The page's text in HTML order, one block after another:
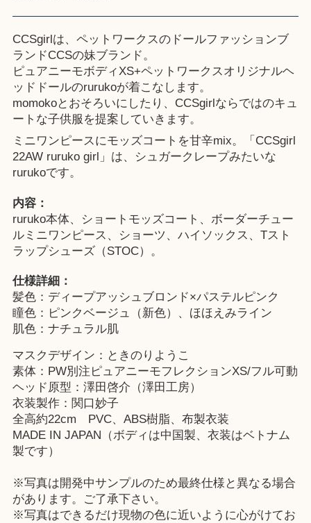
CCSgirlは、ペットワークスのドールファッションブ
ランドCCSの妹ブランド。
ピュアニーモボディXS+ペットワークスオリジナルヘ
ッドドールのrurukoが着こなします。
momokoとおそろいにしたり、CCSgirlならではのキュ
ートな子供服を提案していきます。
ミニワンピースにモッズコートを甘辛mix。「CCSgirl
22AW ruruko girl」は、シュガークレープみたいな
rurukoです。
内容：
ruruko本体、ショートモッズコート、ボーダーチュー
ルミニワンピース、ショーツ、ハイソックス、Tスト
ラップシューズ（STOC）。
仕様詳細：
髪色：ディープアッシュブロンド×パステルピンク
瞳色：ピンクベージュ（新色）、ほほえみライン
肌色：ナチュラル肌
マスクデザイン：ときのりようこ
素体：PW別注ピュアニーモフレクションXS/フル可動
ヘッド原型：澤田啓介（澤田工房）
衣装製作：関口妙子
全高約22cm PVC、ABS樹脂、布製衣装
MADE IN JAPAN（ボディは中国製、衣装はベトナム
製です）
※写真は開発中サンプルのため最終仕様と異なる場合
があります。ご了承下さい。
※写真はできるだけ現物の色に近いように心がけてお